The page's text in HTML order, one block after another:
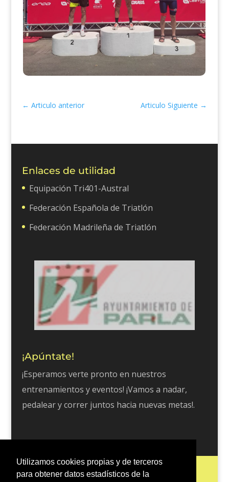
Utilizamos cookies propias y de terceros
para obtener datos estadísticos de la
← Articulo anterior Articulo Siguiente →
Enlaces de utilidad
Equipación Tri401-Austral
Federación Española de Triatlón
Federación Madrileña de Triatlón
¡Apúntate!
¡Esperamos verte pronto en nuestros
entrenamientos y eventos! ¡Vamos a nadar,
pedalear y correr juntos hacia nuevas metas!.
Inicio Escuela Tri 401
Entrenos